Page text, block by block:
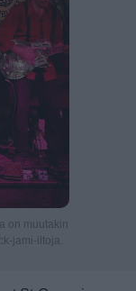
on muutakin
jami-iltoja.